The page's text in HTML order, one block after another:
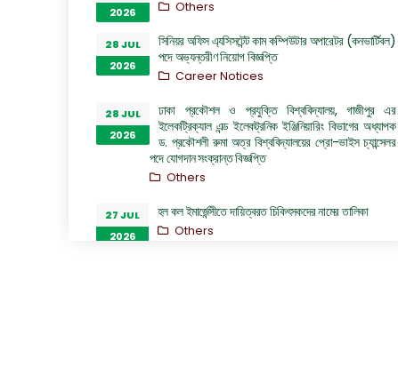
2026
Others
28 JUL
2026
সিনিয়র অফিস এ্যসিসটেন্ট কাম কম্পিউটার অপারেটর (কনভার্টিবল)
পদে অভ্যন্তরীণ নিয়োগ বিজ্ঞপ্তি
Career Notices
28 JUL
2026
ঢাকা প্রকৌশল ও প্রযুক্তি বিশ্ববিদ্যালয়, গাজীপুর এর
ইলেকট্রিক্যাল এন্ড ইলেকট্রনিক ইঞ্জিনিয়ারিং বিভাগের অধ্যাপক
ড. প্রকৌশলী রুমা অত্র বিশ্ববিদ্যালয়ের প্রো-ভাইস চ্যান্সেলর
পদে যোগদান সংক্রান্ত বিজ্ঞপ্তি
Others
27 JUL
2026
হল কল ইমার্জেন্সীতে দায়িত্বরত চিকিৎসকদের নামের তালিকা
Others